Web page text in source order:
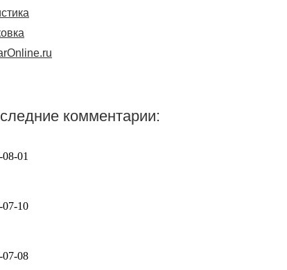
комментарии:
01
07-10
07-08